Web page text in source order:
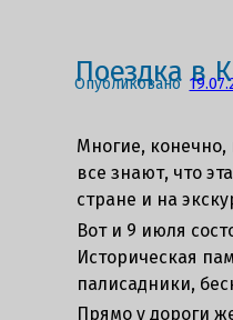
Поездка в
Опубликовано
Многие,
все знают, что
стране и на
Вот и 9 июля
Историческая
палисадники,
Прямо у дороги